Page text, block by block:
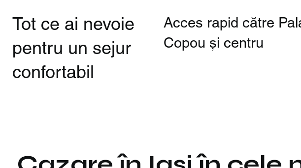
Tot ce ai nevoie
pentru un sejur
confortabil
Acces rapid către
Copou și centru